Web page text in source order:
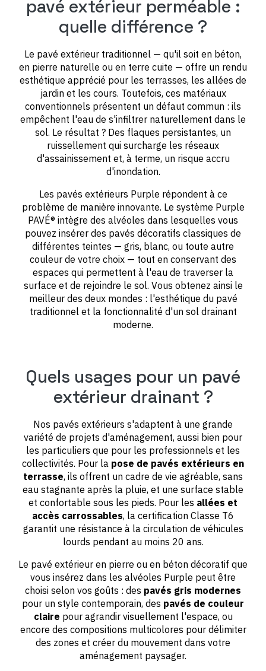
pavé extérieur perméable :
quelle différence ?
Le pavé extérieur traditionnel — qu'il soit en béton,
en pierre naturelle ou en terre cuite — offre un rendu
esthétique apprécié pour les terrasses, les allées de
jardin et les cours. Toutefois, ces matériaux
conventionnels présentent un défaut commun : ils
empêchent l'eau de s'infiltrer naturellement dans le
sol. Le résultat ? Des flaques persistantes, un
ruissellement qui surcharge les réseaux
d'assainissement et, à terme, un risque accru
d'inondation.
Les pavés extérieurs Purple répondent à ce
problème de manière innovante. Le système Purple
PAVÉ® intègre des alvéoles dans lesquelles vous
pouvez insérer des pavés décoratifs classiques de
différentes teintes — gris, blanc, ou toute autre
couleur de votre choix — tout en conservant des
espaces qui permettent à l'eau de traverser la
surface et de rejoindre le sol. Vous obtenez ainsi le
meilleur des deux mondes : l'esthétique du pavé
traditionnel et la fonctionnalité d'un sol drainant
moderne.
Quels usages pour un pavé
extérieur drainant ?
Nos pavés extérieurs s'adaptent à une grande
variété de projets d'aménagement, aussi bien pour
les particuliers que pour les professionnels et les
collectivités. Pour la pose de pavés extérieurs en
terrasse, ils offrent un cadre de vie agréable, sans
eau stagnante après la pluie, et une surface stable
et confortable sous les pieds. Pour les allées et
accès carrossables, la certification Classe T6
garantit une résistance à la circulation de véhicules
lourds pendant au moins 20 ans.
Le pavé extérieur en pierre ou en béton décoratif que
vous insérez dans les alvéoles Purple peut être
choisi selon vos goûts : des pavés gris modernes
pour un style contemporain, des pavés de couleur
claire pour agrandir visuellement l'espace, ou
encore des compositions multicolores pour délimiter
des zones et créer du mouvement dans votre
aménagement paysager.